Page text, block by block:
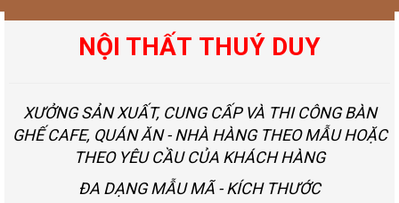
NỘI THẤT THUÝ DUY
XƯỞNG SẢN XUẤT, CUNG CẤP VÀ THI CÔNG BÀN
GHẾ CAFE, QUÁN ĂN - NHÀ HÀNG THEO MẪU HOẶC
THEO YÊU CẦU CỦA KHÁCH HÀNG
ĐA DẠNG MẪU MÃ - KÍCH THƯỚC